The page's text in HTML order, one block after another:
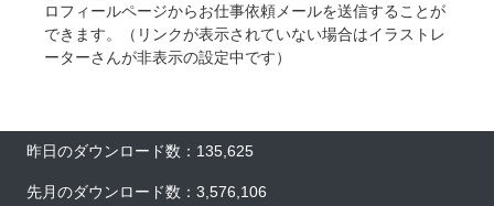
ロフィールページからお仕事依頼メールを送信することが
できます。（リンクが表示されていない場合はイラストレ
ーターさんが非表示の設定中です）
昨日のダウンロード数：135,625
先月のダウンロード数：3,576,106